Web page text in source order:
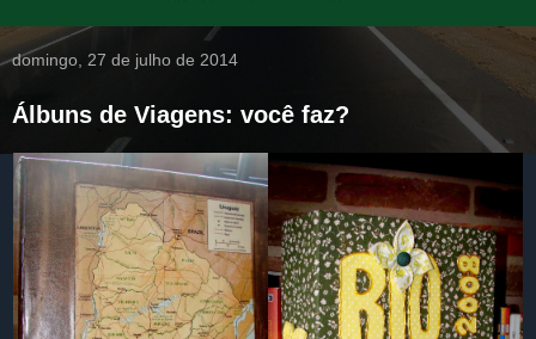
domingo, 27 de julho de 2014
Álbuns de Viagens: você faz?